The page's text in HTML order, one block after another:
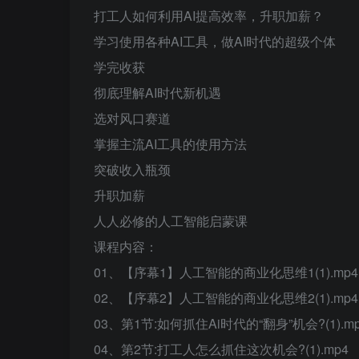
打工人如何利用AI提高效率，升职加薪？
学习使用各种AI工具，做AI时代的超级个体
学完收获
彻底理解AI时代新机遇
选对风口赛道
掌握主流AI工具的使用方法
突破收入瓶颈
升职加薪
人人必修的人工智能启蒙课
课程内容：
01、【序幕1】人工智能的商业化思维1(1).mp4
02、【序幕2】人工智能的商业化思维2(1).mp4
03、第1节:如何抓住Ai时代的“翻身”机会
04、第2节:打工人怎么抓住这次机会?(1).mp4